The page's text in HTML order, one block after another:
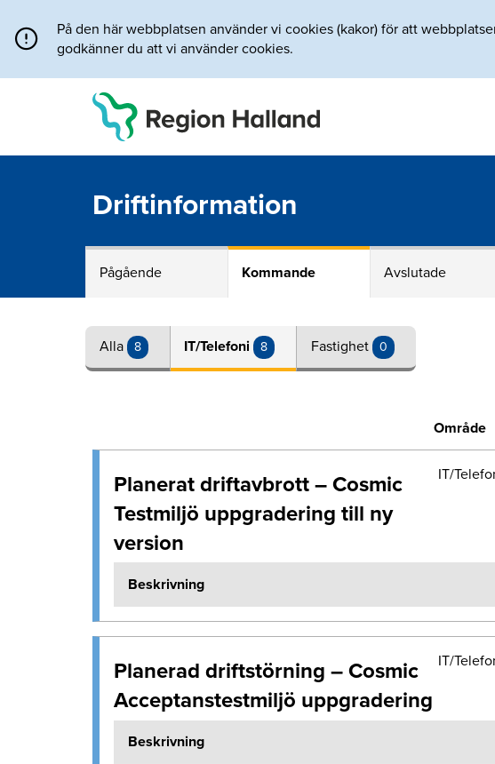
På den här webbplatsen använder vi cookies (kakor) för att
godkänner du att vi använder cookies.
Driftinformation
Pågående Kommande Avslutade
Alla 8 IT/Telefoni 8 Fastighet 0
Område
Planerat driftavbrott – Cosmic
Testmiljö uppgradering till ny
version
IT/
Beskrivning
Planerad driftstörning – Cosmic
Acceptanstestmiljö uppgradering
IT/
Beskrivning